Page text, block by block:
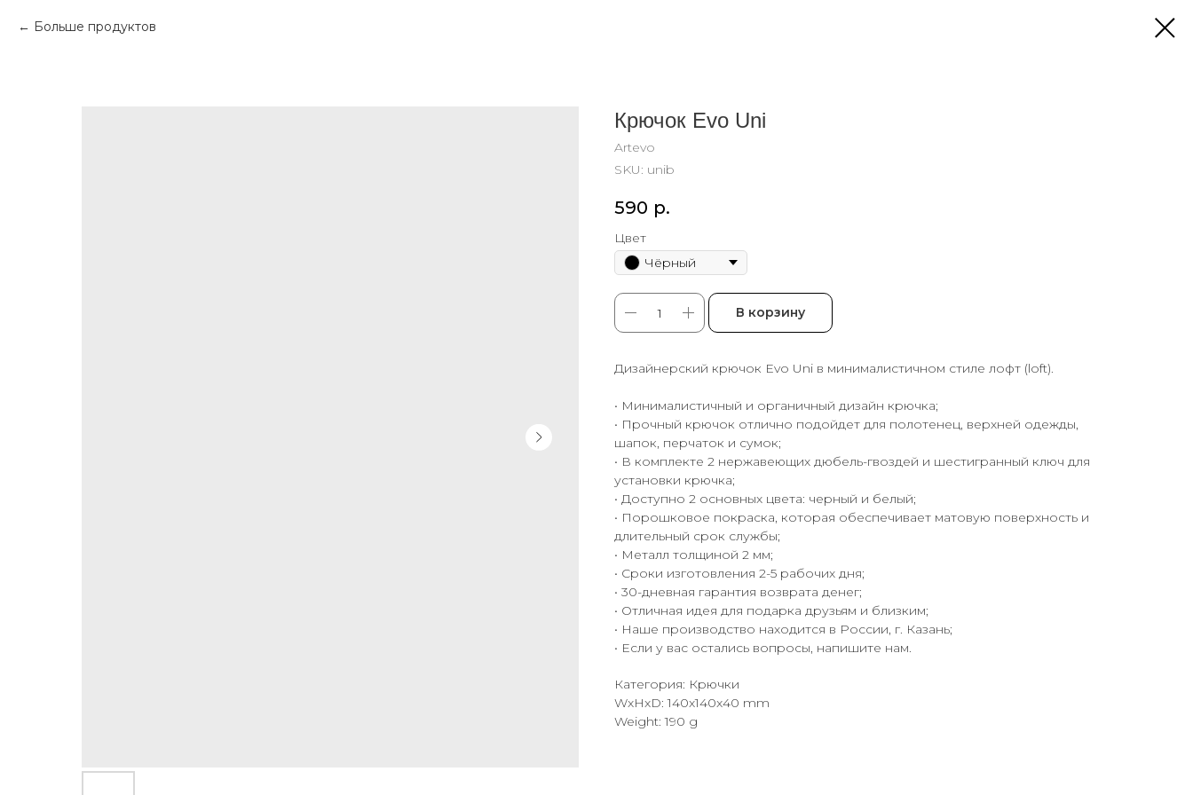
Больше продуктов
Крючок Evo Uni
Artevo
SKU: unib
590 р.
Цвет
Чёрный
В корзину
Дизайнерский крючок Evo Uni в минималистичном стиле лофт (loft).
• Минималистичный и органичный дизайн крючка;
• Прочный крючок отлично подойдет для полотенец, верхней одежды,
шапок, перчаток и сумок;
• В комплекте 2 нержавеющих дюбель-гвоздей и шестигранный ключ для
установки крючка;
• Доступно 2 основных цвета: черный и белый;
• Порошковое покраска, которая обеспечивает матовую поверхность и
длительный срок службы;
• Металл толщиной 2 мм;
• Сроки изготовления 2-5 рабочих дня;
• 30-дневная гарантия возврата денег;
• Отличная идея для подарка друзьям и близким;
• Наше производство находится в России, г. Казань;
• Если у вас остались вопросы, напишите нам.
Категория: Крючки
WxHxD: 140x140x40 mm
Weight: 190 g